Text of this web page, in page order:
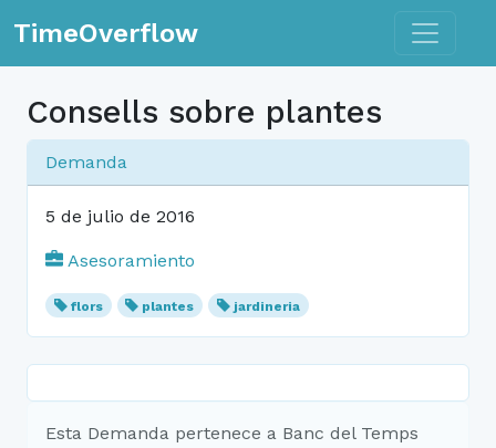
TimeOverflow Toggle
Consells sobre plantes
Demanda
5 de julio de 2016
Asesoramiento
flors plantes jardineria
Esta Demanda pertenece a Banc del Temps